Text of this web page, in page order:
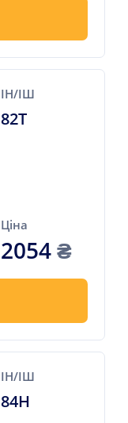
ІН/ІШ
82T
Ціна
2054₴
ІН/ІШ
84H